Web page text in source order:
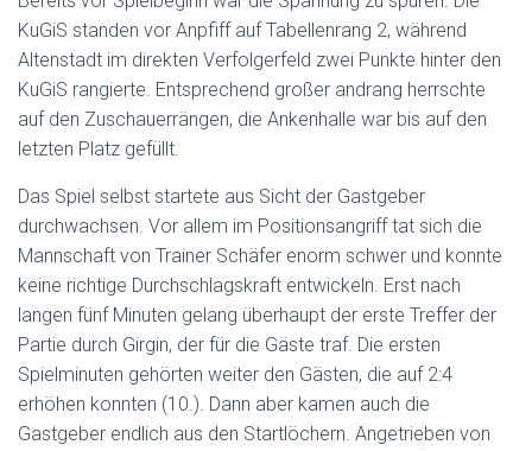
KuGiS standen vor Anpfiff auf Tabellenrang 2, während
Altenstadt im direkten Verfolgerfeld zwei Punkte hinter den
KuGiS rangierte. Entsprechend großer andrang herrschte
auf den Zuschauerrängen, die Ankenhalle war bis auf den
letzten Platz gefüllt.
Das Spiel selbst startete aus Sicht der Gastgeber
durchwachsen. Vor allem im Positionsangriff tat sich die
Mannschaft von Trainer Schäfer enorm schwer und konnte
keine richtige Durchschlagskraft entwickeln. Erst nach
langen fünf Minuten gelang überhaupt der erste Treffer der
Partie durch Girgin, der für die Gäste traf. Die ersten
Spielminuten gehörten weiter den Gästen, die auf 2:4
erhöhen konnten (10.). Dann aber kamen auch die
Gastgeber endlich aus den Startlöchern. Angetrieben von